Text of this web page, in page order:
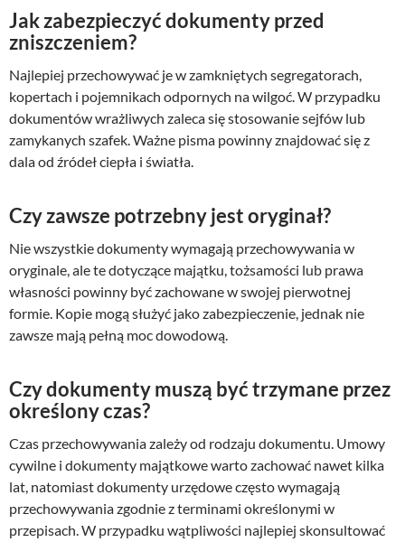
Jak zabezpieczyć dokumenty przed
zniszczeniem?
Najlepiej przechowywać je w zamkniętych segregatorach,
kopertach i pojemnikach odpornych na wilgoć. W przypadku
dokumentów wrażliwych zaleca się stosowanie sejfów lub
zamykanych szafek. Ważne pisma powinny znajdować się z
dala od źródeł ciepła i światła.
Czy zawsze potrzebny jest oryginał?
Nie wszystkie dokumenty wymagają przechowywania w
oryginale, ale te dotyczące majątku, tożsamości lub prawa
własności powinny być zachowane w swojej pierwotnej
formie. Kopie mogą służyć jako zabezpieczenie, jednak nie
zawsze mają pełną moc dowodową.
Czy dokumenty muszą być trzymane przez
określony czas?
Czas przechowywania zależy od rodzaju dokumentu. Umowy
cywilne i dokumenty majątkowe warto zachować nawet kilka
lat, natomiast dokumenty urzędowe często wymagają
przechowywania zgodnie z terminami określonymi w
przepisach. W przypadku wątpliwości najlepiej skonsultować